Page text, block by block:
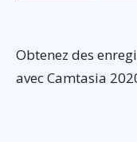
Obtenez des
avec Camtasia